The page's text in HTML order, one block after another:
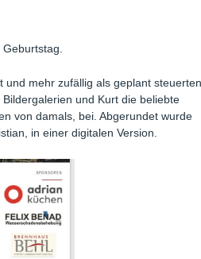
Geburtstag.
mehr zufällig als geplant steuerten
und Kurt die beliebte
von damals, bei. Abgerundet wurde
in einer digitalen Version.